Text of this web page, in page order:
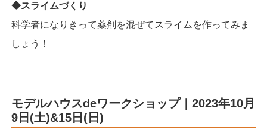
◆スライムづくり
科学者になりきって薬剤を混ぜてスライムを作ってみま
しょう！
モデルハウスdeワークショップ｜2023年10月
9日(土)&15日(日)